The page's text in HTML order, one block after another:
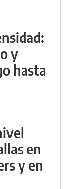
y
hasta
en
y en